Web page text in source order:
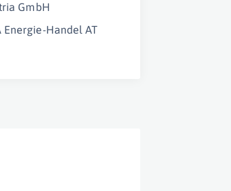
GmbH
Energie-Handel AT